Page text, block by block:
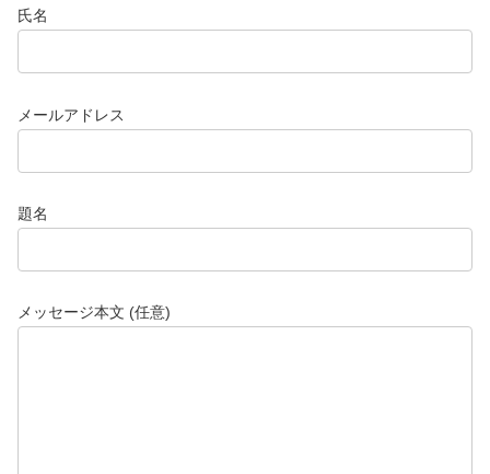
氏名
メールアドレス
題名
メッセージ本文 (任意)